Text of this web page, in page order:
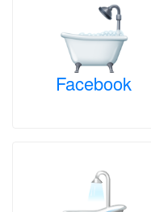
Facebook